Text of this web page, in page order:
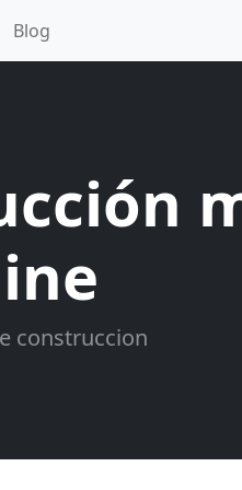
Blog
construccion